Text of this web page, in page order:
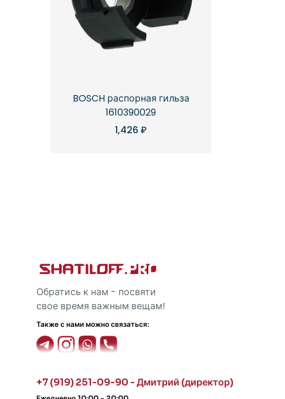
BOSCH распорная гильза
1610390029
1,426₽
Обратись к нам - посвяти
свое время важным вещам!
Также с нами можно связаться:
+7 (919) 251-09-90 - Дмитрий (директор)